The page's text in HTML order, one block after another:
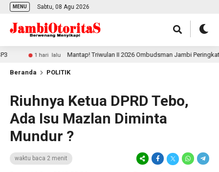
MENU Sabtu, 08 Agu 2026
1 hari lalu Mantap! Triwulan II 2026 Ombudsman Jambi Peringkat 3
Beranda POLITIK
Riuhnya Ketua DPRD Tebo,
Ada Isu Mazlan Diminta
Mundur ?
waktu baca 2 menit